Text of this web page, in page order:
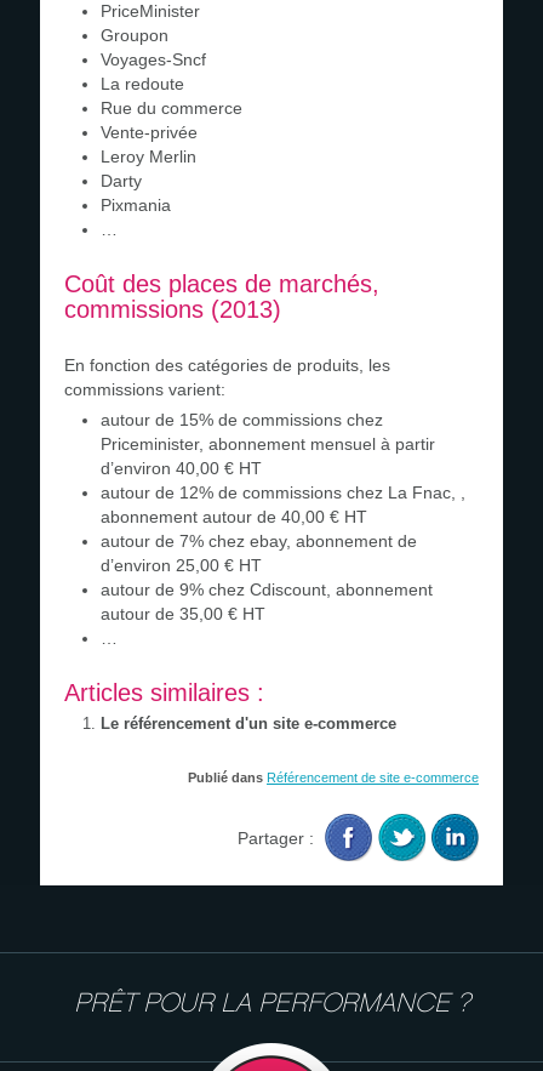
PriceMinister
Groupon
Voyages-Sncf
La redoute
Rue du commerce
Vente-privée
Leroy Merlin
Darty
Pixmania
Coût des places de marchés,
commissions (2013)
En fonction des catégories de produits, les
commissions varient:
autour de 15% de commissions chez
Priceminister, abonnement mensuel à partir
d’environ 40,00 € HT
autour de 12% de commissions chez La Fnac, ,
abonnement autour de 40,00 € HT
autour de 7% chez ebay, abonnement de
d’environ 25,00 € HT
autour de 9% chez Cdiscount, abonnement
autour de 35,00 € HT
Articles similaires :
Le référencement d'un site e-commerce
Publié dans Référencement de site e-commerce
Partager :
PRÊT POUR LA PERFORMANCE ?